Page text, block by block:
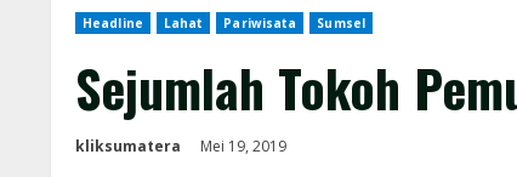
Headline Lahat Pariwisata Sumsel
Sejumlah Tokoh
kliksumatera Mei 19, 2019